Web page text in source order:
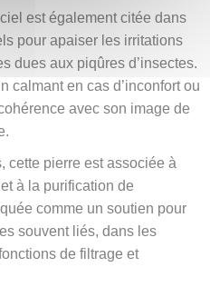
est également citée dans
pour apaiser les irritations
dues aux piqûres d’insectes.
calmant en cas d’inconfort ou
avec son image de
cette pierre est associée à
à la purification de
comme un soutien pour
souvent liés, dans les
de filtrage et